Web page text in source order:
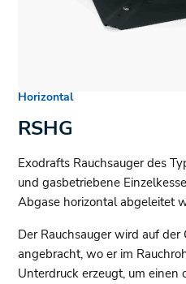
Horizontal
RSHG
Exodrafts Rauchsauger des
und gasbetriebene
Abgase horizontal abgeleitet
Der Rauchsauger wird auf
angebracht, wo er im
Unterdruck erzeugt, um einen